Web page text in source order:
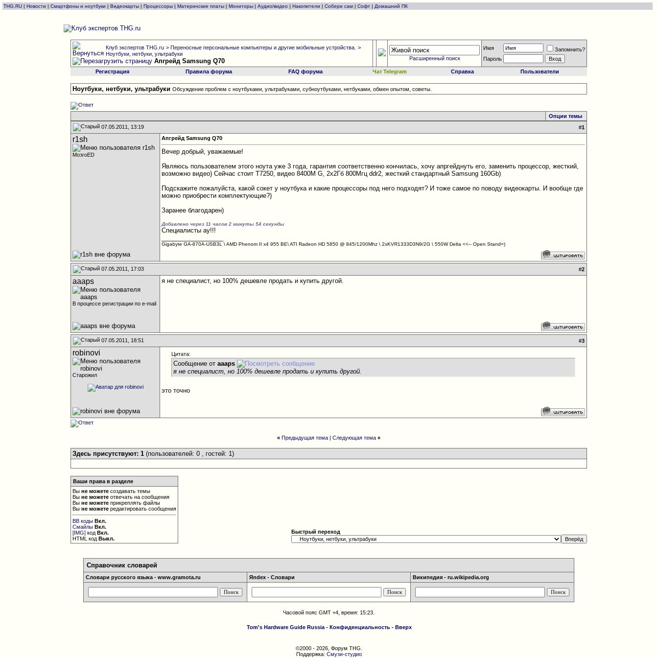
THG.RU | Новости | Смартфоны и ноутбуки | Видеокарты | Процессоры | Материнские платы | Мониторы | Аудио/видео | Накопители | Собери сам | Софт | Домашний ПК
Клуб экспертов THG.ru >Переносные персональные компьютеры и другие мобильные устройства.
>
Ноутбуки, нетбуки, ультрабуки
Апгрейд Samsung Q70 Расширенный поиск
Имя
Запомнить?
Пароль
Регистрация Правила форума FAQ форума Чат Telegram Справка Пользователи
Ноутбуки, нетбуки, ультрабуки Обсуждение проблем с ноутбуками, ультрабуками, субноутбуками, нетбуками, обмен опытом, советы.
Опции темы
07.05.2011, 13:19
#1
r1sh
МозгоED
Апгрейд Samsung Q70
Вечер добрый, уважаемые!
Являюсь пользователем этого ноута уже 3 года, гарантия соответственно кончилась, хочу апргейднуть его, заменить процессор, жесткий,
возможно видео) Сейчас стоит T7250, видео 8400M G, 2х2Гб 800Мгц ddr2, жесткий стандартный Samsung 160Gb)
Подскажите пожалуйста, какой сокет у ноутбука и какие процессоры под него подходят? И тоже самое по поводу видеокарты. И вообще где
можно приобрести комплектующие?)
Заранее благодарен)
Добавлено через 11 часов 2 минуты 54 секунды
Специалисты ау!!!
Gigabyte GA-870A-USB3L \ AMD Phenom II x4 955 BE\ ATI Radeon HD 5850 @ 845/1200Mhz \ 2xKVR1333D3N9/2G \ 550W Delta <<-- Open Stand=)
07.05.2011, 17:03 #2
aaaps
В процессе регистрации по e-mail
я не специалист, но 100% дешевле продать и купить другой.
07.05.2011, 18:51 #3
robinovi
Старожил
Цитата:
Сообщение отaaaps
я не специалист, но 100% дешевле продать и купить другой.
это точно
« Предыдущая тема |Следующая тема »
Здесь присутствуют: 1(пользователей: 0 , гостей: 1)
Ваши права в разделе
Выне можете создавать темы
Выне можете отвечать на сообщения
Выне можете прикреплять файлы
Выне можете редактировать сообщения
BB коды Вкл.
Смайлы Вкл.
[IMG] кодВкл.
HTML кодВыкл.
Быстрый переход
Справочник словарей
Словари русского языка - www.gramota.ru Яndex - Словари Википедия - ru.wikipedia.org
Часовой пояс GMT +4, время: 15:23
Tom's Hardware Guide Russia- Конфиденциальность- Вверх
©2000 - 2026, Форум THG.
Поддержка: Смузи-студио